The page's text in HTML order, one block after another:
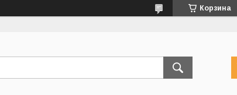
Корзина